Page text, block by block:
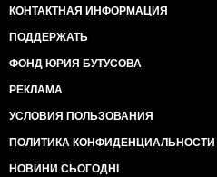
КОНТАКТНАЯ ИНФОРМАЦИЯ
ПОДДЕРЖАТЬ
ФОНД ЮРИЯ БУТУСОВА
РЕКЛАМА
УСЛОВИЯ ПОЛЬЗОВАНИЯ
ПОЛИТИКА КОНФИДЕНЦИАЛЬНОСТИ
НОВИНИ СЬОГОДНІ